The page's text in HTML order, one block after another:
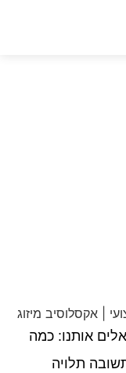
אותנו:כמה
תלויה